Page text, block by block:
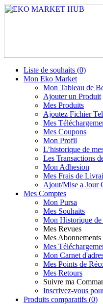
Liste de souhaits (0)
Mon Eko Market
Mon Tableau de
Ajouter un Produit
Mes Produits
Ajoutez Fichier
Mes
Mes Coupons
Mon Profil
L’historique de
Les Transactions
Mon Adhesion
Mes Frais de
Ajout/Mise a Jour
Mes Comptes
Mon Pursa
Mes Souhaits
Mon Historique de
Mes Revues
Mes Abonnements
Mes
Mon Carnet
Mes Points de
Mes Retours
Suivre ma
Inscrivez-vous
Produits comparatifs (0)